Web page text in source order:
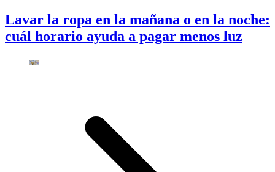
Lavar la ropa en la mañana o en la noche:
cuál horario ayuda a pagar menos luz